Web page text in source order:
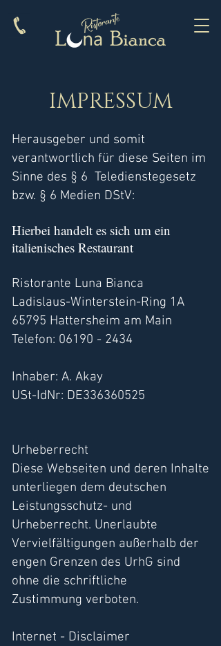
IMPRESSUM
Herausgeber und somit
verantwortlich für diese Seiten im
Sinne des § 6 Teledienstegesetz
bzw. § 6 Medien DStV:
Hierbei handelt es sich um ein
italienisches Restaurant
Ristorante Luna Bianca
Ladislaus-Winterstein-Ring 1A
65795 Hattersheim am Main
Telefon: 06190 - 2434
Inhaber: A. Akay
USt-IdNr: DE336360525
Urheberrecht
Diese Webseiten und deren Inhalte
unterliegen dem deutschen
Leistungsschutz- und
Urheberrecht. Unerlaubte
Vervielfältigungen außerhalb der
engen Grenzen des UrhG sind
ohne die schriftliche
Zustimmung verboten.
Internet - Disclaimer